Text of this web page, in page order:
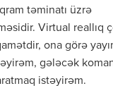
təminatı üzrə
Virtual reallıq
ona görə
gələcək
istəyirəm.